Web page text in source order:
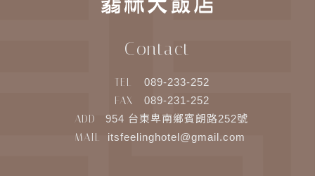
Contact
TEL 089-233-252
FAX 089-231-252
ADD 954 台東卑南鄉賓朗路252號
MAIL itsfeelinghotel@gmail.com